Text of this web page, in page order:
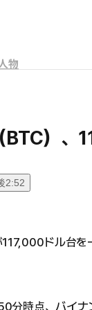
物
BTC）、
2:52
ドル台を
分時点、バイナ